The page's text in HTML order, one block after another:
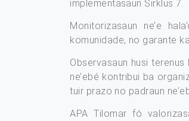
implementasaun Sirklus 7.
Monitorizasaun ne’e
komunidade, no garante
Observasaun husi
ne’ebé kontribui ba
tuir prazo no padraun
APA Tilomar fó